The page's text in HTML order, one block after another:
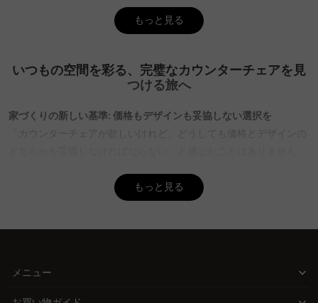
食事や作業の際も安定してお座りいただけます。ご自宅のカウンタ
ーの高さを測っていただき、その差尺に合うチェアを選んでいただ
証を付けております。
Q. 長時間座っても疲れにくいカウンターチェアを選ぶポイ
ントは何ですか？
ば、姿勢を保ちやすく疲れにくくなります。また、足が宙に浮かな
いよう足置きが適切な位置にあることも重要で、足元が安定するこ
とで自然な姿勢を保ちやすくなります。さらに、座面高を調整でき
Q. おしゃれなカウンターチェアを選ぶコツはありますか？
もっと見る
いつもの空間を彩る、完璧なカウンターチェアを見
つける旅へ
家づくりの新しい基準: 価格もデザインも妥協しない選択を
しゃれで高品質な家具を、手の届く価格で提供することで、自由で
ワクワクする家具選びを実現します。
とデザイン性を兼ね備えたアイテムを厳選。北欧モダンからヴィン
もっと見る
メニュー